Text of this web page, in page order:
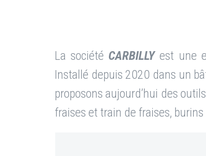
La société CARBILLY est une
Installé depuis 2020 dans un
proposons aujourd’hui des
fraises et train de fraises,